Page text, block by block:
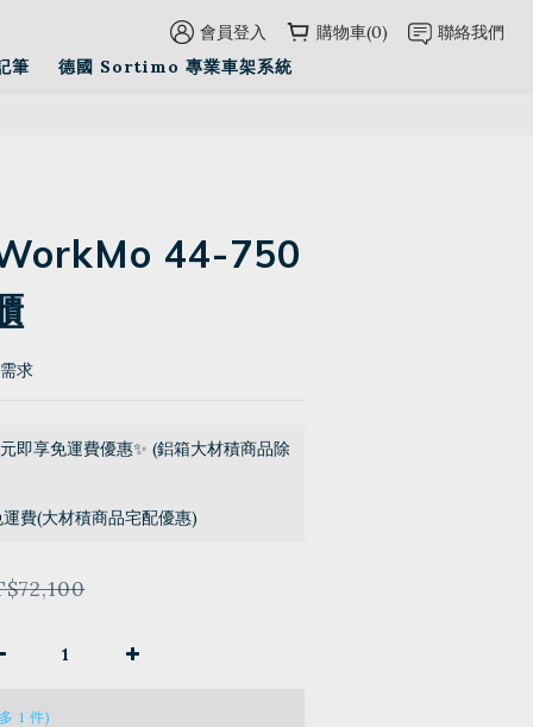
會員登入 購物車(0)
聯絡我們
筆
德國 Sortimo 專業車架系統
44-750
求
即享免運費優惠✨ (鋁箱大材積商品除
費(大材積商品宅配優惠)
1 件)
立即購買